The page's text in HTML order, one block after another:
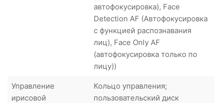
автофокусировка), Face
Detection AF (Автофокусировка
с функцией распознавания
лиц), Face Only AF
(автофокусировка только по
лицу))
Управление
ирисовой
Кольцо управления;
пользовательский диск